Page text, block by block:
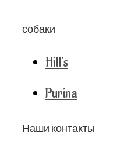
собаки
Hill's
Purina
Наши контакты